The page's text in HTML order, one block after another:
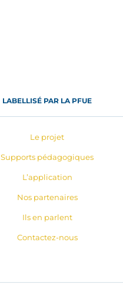
LABELLISÉ PAR LA PFUE
Le projet
Supports pédagogiques
L’application
Nos partenaires
Ils en parlent
Contactez-nous